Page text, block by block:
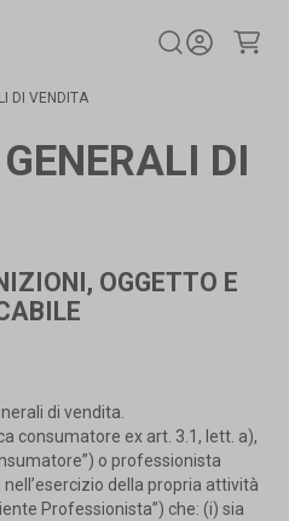
DI VENDITA
DI
OGGETTO E
di vendita.
consumatore ex art. 3.1, lett. a),
o professionista
della propria attività
Professionista”) che: (i) sia